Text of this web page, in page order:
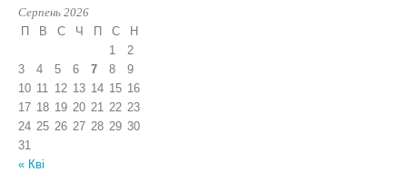
Серпень 2026
П В С Ч П С Н
« Кві
1
2
3
4 5 6 7 8
9
10 11 12 13 14 15 16
17 18 19 20 21 22 23
24 25 26 27 28 29 30
31